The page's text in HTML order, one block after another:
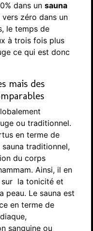
dans un sauna
zéro dans un
le temps de
à trois fois plus
ce qui est donc
mais des
ou traditionnel.
en terme de
traditionnel,
du corps
Ainsi, il en
sur la tonicité et
peau. Le sauna est
en terme de
sanguine ou